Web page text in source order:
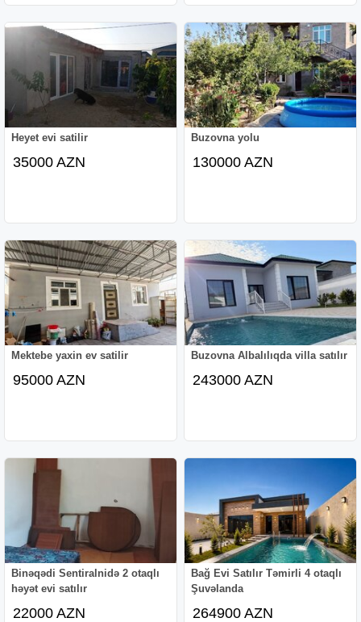
Heyet evi satilir
35000 AZN
Buzovna yolu
130000 AZN
Mektebe yaxin ev satilir
95000 AZN
Buzovna Albalılıqda villa satılır
243000 AZN
Binəqədi Sentiralnidə 2 otaqlı
həyət evi satılır
22000 AZN
Bağ Evi Satılır Təmirli 4 otaqlı
Şuvəlanda
264900 AZN